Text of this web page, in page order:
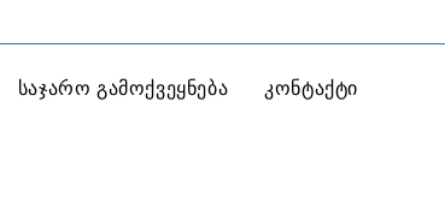
საჯარო გამოქვეყნება კონტაქტი